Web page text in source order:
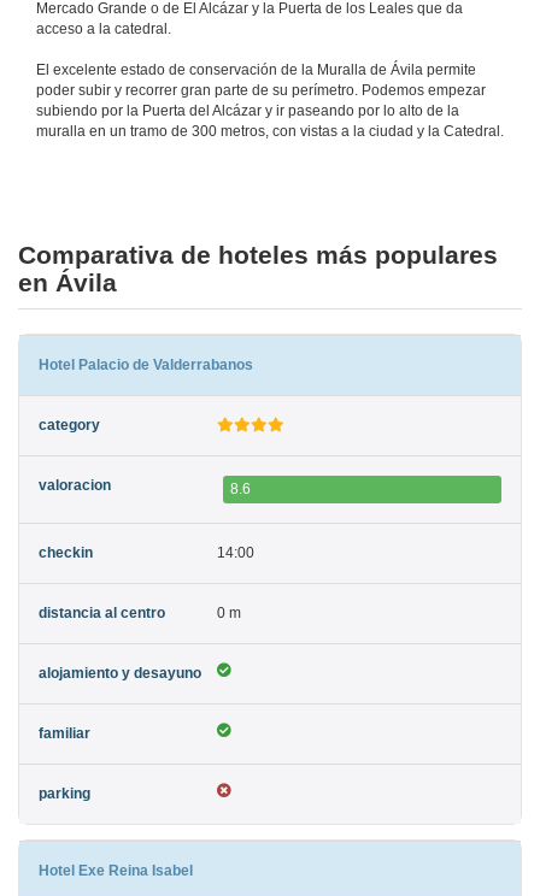
Mercado Grande o de El Alcázar y la Puerta de los Leales que da
acceso a la catedral.
El excelente estado de conservación de la Muralla de Ávila permite
poder subir y recorrer gran parte de su perímetro. Podemos empezar
subiendo por la Puerta del Alcázar y ir paseando por lo alto de la
muralla en un tramo de 300 metros, con vistas a la ciudad y la Catedral.
Comparativa de hoteles más populares
en Ávila
Hotel Palacio de Valderrabanos
8.6
14:00
0 m
Hotel Exe Reina Isabel